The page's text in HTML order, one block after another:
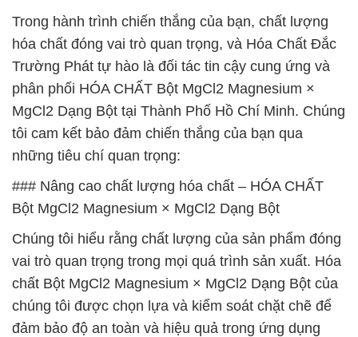
Trong hành trình chiến thắng của bạn, chất lượng
hóa chất đóng vai trò quan trọng, và Hóa Chất Đắc
Trường Phát tự hào là đối tác tin cậy cung ứng và
phân phối HÓA CHẤT Bột MgCl2 Magnesium ×
MgCl2 Dạng Bột tại Thành Phố Hồ Chí Minh. Chúng
tôi cam kết bảo đảm chiến thắng của bạn qua
những tiêu chí quan trọng:
### Nâng cao chất lượng hóa chất – HÓA CHẤT
Bột MgCl2 Magnesium × MgCl2 Dạng Bột
Chúng tôi hiểu rằng chất lượng của sản phẩm đóng
vai trò quan trọng trong mọi quá trình sản xuất. Hóa
chất Bột MgCl2 Magnesium × MgCl2 Dạng Bột của
chúng tôi được chọn lựa và kiểm soát chặt chẽ để
đảm bảo độ an toàn và hiệu quả trong ứng dụng